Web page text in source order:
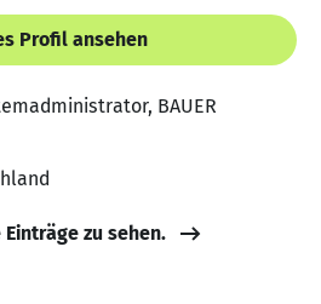
Profil ansehen
BAUER
zu sehen.